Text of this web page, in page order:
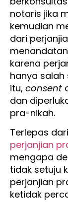
notaris jika
kemudian
dari
karena
hanya salah
itu, consent
dan
pra-nikah.
Terlepas
perjanjian
mengapa
tidak setuju
perjanjian
ketidak